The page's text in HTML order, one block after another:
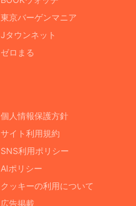
東京バーゲンマニア
Jタウンネット
ゼロまる
個人情報保護方針
サイト利用規約
SNS利用ポリシー
AIポリシー
クッキーの利用について
広告掲載